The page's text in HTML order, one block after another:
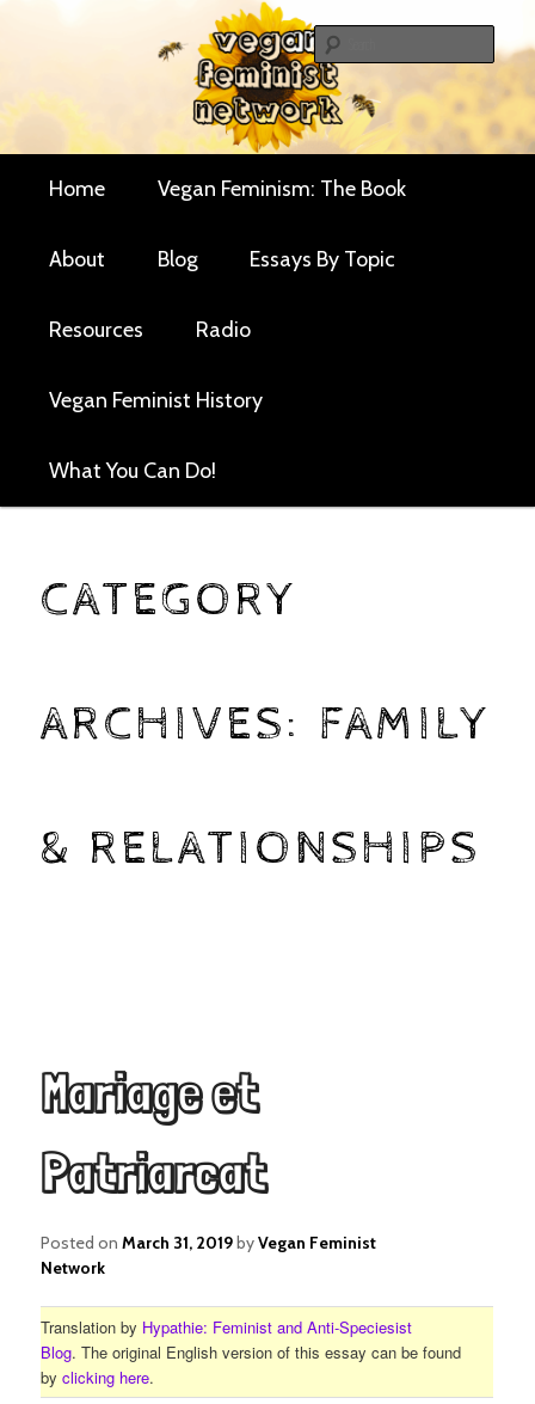
content
contentVegan Feminist
Network
Critical essays and resources for vegan women and
Home Vegan Feminism: The Book
About Blog Essays By Topic
Resources Radio
Vegan Feminist History
What You Can Do!
CATEGORY
ARCHIVES: FAMILY
& RELATIONSHIPS
Mariage et
Patriarcat
Posted onMarch 31, 2019byVegan Feminist
Network
Translation by Hypathie: Feminist and Anti-Speciesist
Blog. The original English version of this essay can be found
byclicking here.